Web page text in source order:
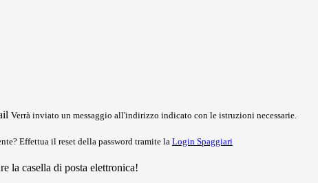
Verrà inviato un messaggio all'indirizzo indicato con le istruzioni necessarie.
Effettua il reset della password tramite la Login Spaggiari
la casella di posta elettronica!